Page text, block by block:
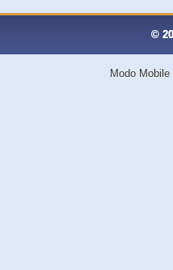
©
Modo Mobile|